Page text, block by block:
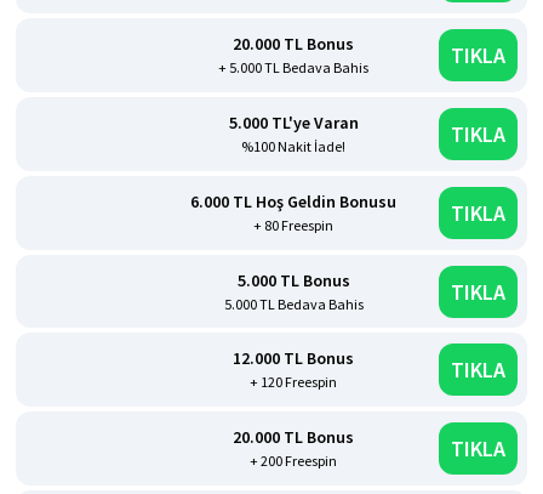
20.000 TL Bonus
+ 5.000 TL Bedava Bahis TIKLA
5.000 TL'ye Varan
%100 Nakit İade! TIKLA
6.000 TL Hoş Geldin Bonusu
+ 80 Freespin TIKLA
5.000 TL Bonus
5.000 TL Bedava Bahis TIKLA
12.000 TL Bonus
+ 120 Freespin TIKLA
20.000 TL Bonus
+ 200 Freespin TIKLA